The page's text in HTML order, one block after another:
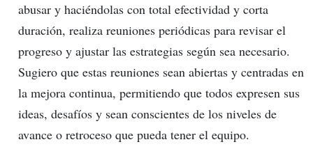
abusar y haciéndolas con total efectividad y corta
duración, realiza reuniones periódicas para revisar el
progreso y ajustar las estrategias según sea necesario.
Sugiero que estas reuniones sean abiertas y centradas en
la mejora continua, permitiendo que todos expresen sus
ideas, desafíos y sean conscientes de los niveles de
avance o retroceso que pueda tener el equipo.